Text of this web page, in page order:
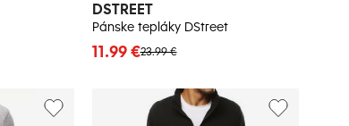
DSTREET
Pánske tepláky DStreet
23.99 €
11.99 €